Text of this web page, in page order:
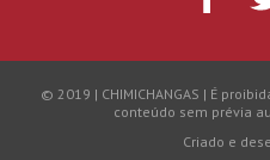
© 2019 | CHIMICHANGAS | É
conteúdo sem prévia
Criado e